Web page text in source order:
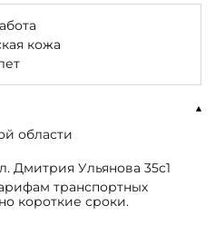
кожа
области
Дмитрия Ульянова 35с1
транспортных
короткие сроки.